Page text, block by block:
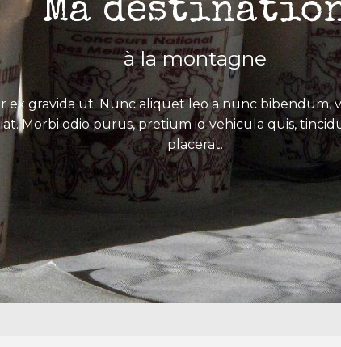
Ma
à la montagne
gravida ut. Nunc aliquet leo a nunc bibendum,
Morbi odio purus, pretium id vehicula quis,
placerat.